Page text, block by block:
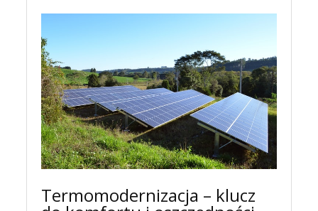
Termomodernizacja – klucz